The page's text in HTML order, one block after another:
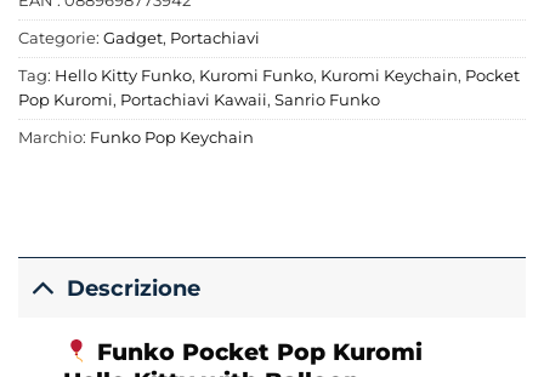
Categorie: Gadget, Portachiavi
Tag: Hello Kitty Funko, Kuromi Funko, Kuromi Keychain, Pocket
Pop Kuromi, Portachiavi Kawaii, Sanrio Funko
Marchio: Funko Pop Keychain
Descrizione
Funko Pocket Pop Kuromi